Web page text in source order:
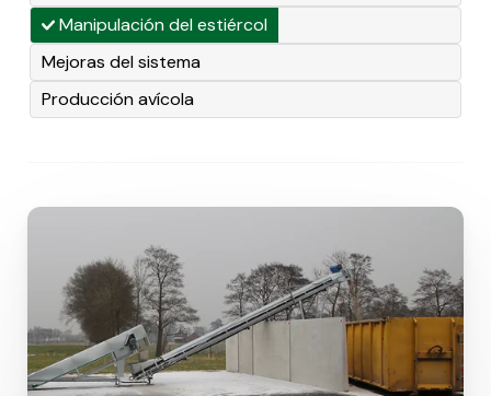
Manipulación del estiércol
Mejoras del sistema
Producción avícola